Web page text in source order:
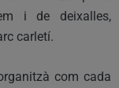
i de deixalles,
carletí.
com cada